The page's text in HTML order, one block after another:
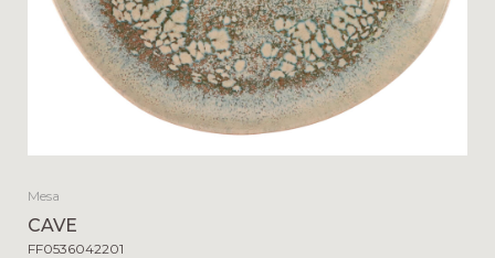
Mesa
CAVE
FF0536042201